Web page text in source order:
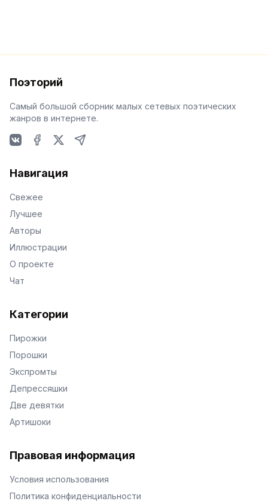
Поэторий
Самый большой сборник малых сетевых поэтических
жанров в интернете.
Навигация
Свежее
Лучшее
Авторы
Иллюстрации
О проекте
Чат
Категории
Пирожки
Порошки
Экспромты
Депрессяшки
Две девятки
Артишоки
Правовая информация
Условия использования
Политика конфиденциальности